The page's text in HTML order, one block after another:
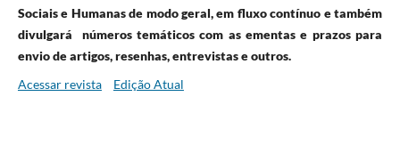
Sociais e Humanas de modo geral, em fluxo contínuo e também
divulgará números temáticos com as ementas e prazos para
envio de artigos, resenhas, entrevistas e outros.
Acessar revista
Edição Atual